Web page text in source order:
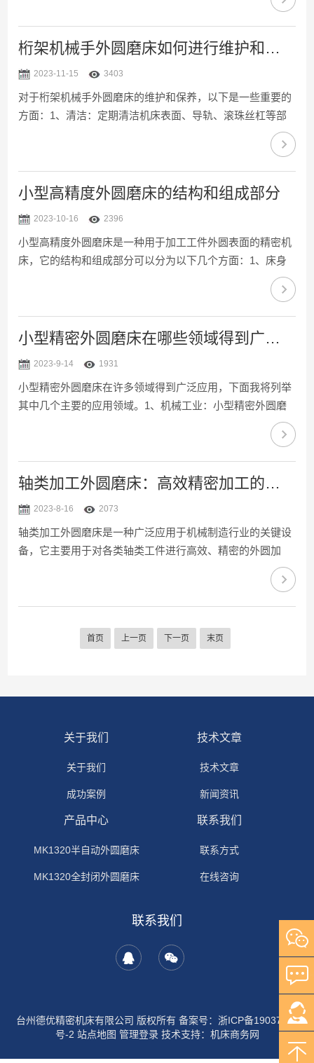
的各个部件是否完好无损，包括砂轮、砂轮修整器、砂轮夹
具等。同时，还需要检查润滑油的液位和质量，确保机床的
正常运转。2、安装工件：将待加工的工件放置在工作台
位置和方向，以确保加工的准确性。3、砂轮选择和安装：
根据工件的材料和要求选择合适的砂轮，并将其安装在砂轮
轴上。在安装砂...
桁架机械手外圆磨床如何进行维护和保养？
2023-11-15 3403
对于桁架机械手外圆磨床的维护和保养，以下是一些重要的
方面：1、清洁：定期清洁机床表面、导轨、滚珠丝杠等部
件。使用干净的布或刷子除去灰尘和金属屑，并确保不会引
入润滑剂或其他物质。2、润滑：保持桁架机械手外圆磨床
各个关键部位的润滑。使用适合的润滑剂，按照制造商的建
议进行润滑。特别注意滚珠丝杠、导轨和齿轮等关键部件的
气系统，包括电缆、插头、开关等。确保电气连接良好，没
有松动或损坏的部分。如发现异常，及时修复或更换有问题
的部件。4、...
小型高精度外圆磨床的结构和组成部分
2023-10-16 2396
小型高精度外圆磨床是一种用于加工工件外圆表面的精密机
床，它的结构和组成部分可以分为以下几个方面：1、床身
结构：小型高精度外圆磨床的床身通常采用整体铸造或焊接
结构，具有良好的刚性和稳定性。床身上设置有导轨和滑
块，用于支撑和导向主轴和工作台的运动。2、主轴系统：
主轴是重要组成部分，它承载并驱动磨削轮进行旋转。主轴
支撑主轴的转动，并保证高速旋转时的稳定性，主轴箱则用
于固定和调节主轴的位置。3、磨削轮系统：磨削轮是小型
高精度外圆磨床...
小型精密外圆磨床在哪些领域得到广泛应用？
2023-9-14 1931
小型精密外圆磨床在许多领域得到广泛应用，下面我将列举
其中几个主要的应用领域。1、机械工业：小型精密外圆磨
床在机械制造行业中得到广泛应用。它可以用于加工各种类
型的工件，如轴、销、滚子轴承、齿轮等。这些零部件通常
需要高精度和良好的表面质量，而它可以提供高精度、高效
率和稳定性能，以满足机械工业对工件加工的要求。2、汽
于加工汽车发动机曲轴、传动轴、刹车盘等关键零部件。这
些零部件对精度和表面质量要求很高，而它能够提供所需的
高精度和良好...
轴类加工外圆磨床：高效精密加工的关键设备
2023-8-16 2073
轴类加工外圆磨床是一种广泛应用于机械制造行业的关键设
备，它主要用于对各类轴类工件进行高效、精密的外圆加
工。在现代工业生产中，许多机械装置和设备都依赖于精确
的轴类零部件，而它则成为实现这些零部件制作的工具。轴
类加工外圆磨床通过旋转工件并利用磨削技术，在工件表面
精度高、加工效率高等。首先，采用先进的数控技术，能够
级的加工精度，满...
首页 上一页 下一页 末页
关于我们
关于我们
成功案例
技术文章
技术文章
新闻资讯
产品中心
MK1320半自动外圆磨床
MK1320全封闭外圆磨床
联系我们
联系方式
在线咨询
联系我们
台州德优精密机床有限公司 版权所有 备案号：浙ICP备19037453
号-2 站点地图 管理登录技术支持： 机床商务网